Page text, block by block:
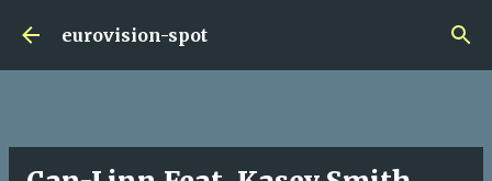
Ir al contenido principal
eurovision-spot